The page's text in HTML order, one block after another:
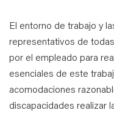
El entorno de trabajo y
representativos de
por el empleado para
esenciales de este
acomodaciones
discapacidades realizar